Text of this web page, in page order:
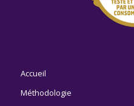
Accueil
Méthodologie